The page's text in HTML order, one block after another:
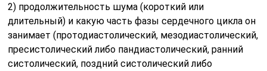
2) продолжительность шума (короткий или
длительный) и какую часть фазы сердечного цикла он
занимает (протодиастолический, мезодиастолический,
пресистолический либо пандиастолический, ран­ний
систолический, поздний систолический либо